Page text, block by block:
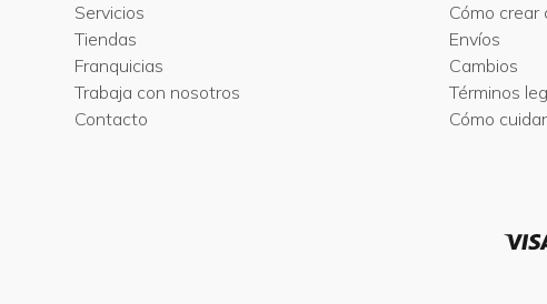
Servicios
Tiendas
Franquicias
Trabaja con nosotros
Contacto
Cómo crear
Envíos
Cambios
Términos
Cómo